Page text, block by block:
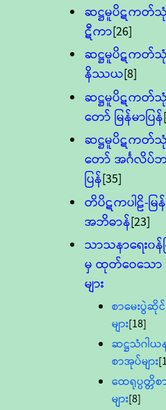
ဆဋ္ဌမူပိဋကတ်သုံ
ဋီကာ[26]
ဆဋ္ဌမူပိဋကတ်သုံ
နိဿယ[8]
ဆဋ္ဌမူပိဋကတ်သုံ
တော် မြန်မာပြန်
ဆဋ္ဌမူပိဋကတ်သုံ
တော် အင်္ဂလိပ်
ပြန်[35]
တိပိဋကပါဠိ-မြ
အဘိဓာန်[23]
သာသနာရေး၀န်
မှ ထုတ်ဝေသော
များ
စာမေးပွဲဆို
များ[18]
ဆဋ္ဌသံဂါယ
စာအုပ်များ
ထေရုပ္ပတ္တိ
များ[8]